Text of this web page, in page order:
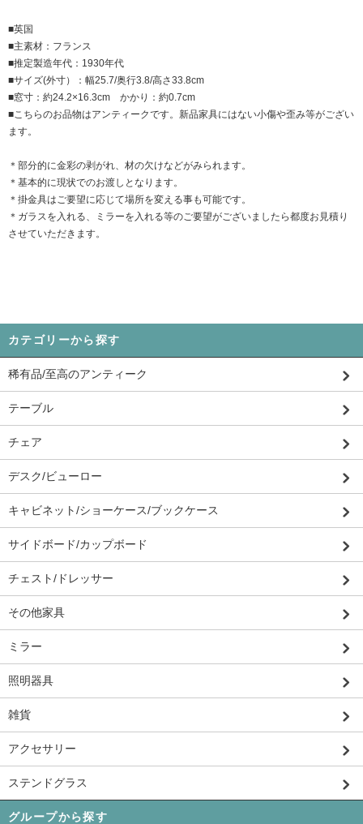
■英国
■主素材：フランス
■推定製造年代：1930年代
■サイズ(外寸）：幅25.7/奥行3.8/高さ33.8cm
■窓寸：約24.2×16.3cm かかり：約0.7cm
■こちらのお品物はアンティークです。新品家具にはない小傷や歪み等がござい
ます。
＊部分的に金彩の剥がれ、材の欠けなどがみられます。
＊基本的に現状でのお渡しとなります。
＊掛金具はご要望に応じて場所を変える事も可能です。
＊ガラスを入れる、ミラーを入れる等のご要望がございましたら都度お見積り
させていただきます。
カテゴリーから探す
稀有品/至高のアンティーク
テーブル
チェア
デスク/ビューロー
キャビネット/ショーケース/ブックケース
サイドボード/カップボード
チェスト/ドレッサー
その他家具
ミラー
照明器具
雑貨
アクセサリー
ステンドグラス
グループから探す